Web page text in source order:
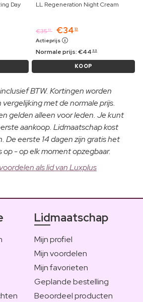
Day
LL Regeneration Night Cream
€3519 €34 13
Actieprijs
Normale prijs:€44 99
KOOP
BTW. Kortingen worden
met de normale prijs.
gelden alleen voor leden. Je kunt
aankoop. Lidmaatschap kost
eerste 14 dagen zijn gratis het
- op elk moment opzegbaar.
als lid van Luxplus
Lidmaatschap
Mijn profiel
Mijn voordelen
Mijn favorieten
Geplande bestelling
Beoordeel producten